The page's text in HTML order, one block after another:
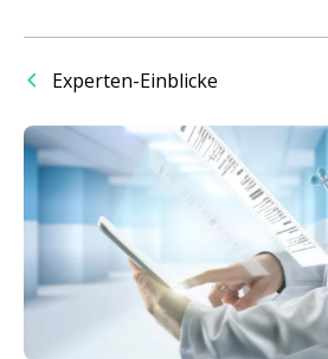
Experten-Einblicke
Bild